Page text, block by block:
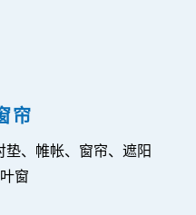
帘
、帷帐、窗帘、遮阳
窗